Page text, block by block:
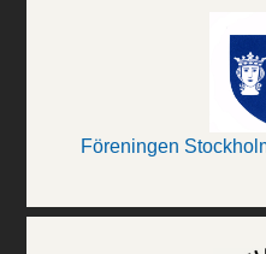
Föreningen